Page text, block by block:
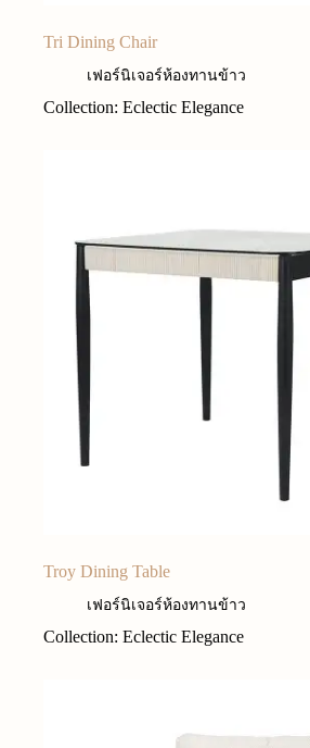
Tri Dining Chair
เฟอร์นิเจอร์ห้องทานข้าว
Collection: Eclectic Elegance
Troy Dining Table
เฟอร์นิเจอร์ห้องทานข้าว
Collection: Eclectic Elegance